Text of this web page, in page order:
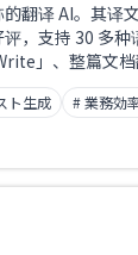
翻译 AI。其译
，支持 30 多
」、整篇文
商务英文邮件与
ト生成 # 業務効